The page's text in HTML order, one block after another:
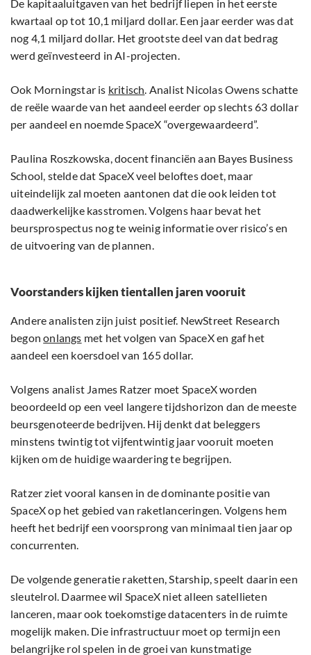
De kapitaaluitgaven van het bedrijf liepen in het eerste
kwartaal op tot 10,1 miljard dollar. Een jaar eerder was dat
nog 4,1 miljard dollar. Het grootste deel van dat bedrag
werd geïnvesteerd in AI-projecten.
Ook Morningstar is kritisch. Analist Nicolas Owens schatte
de reële waarde van het aandeel eerder op slechts 63 dollar
per aandeel en noemde SpaceX “overgewaardeerd”.
Paulina Roszkowska, docent financiën aan Bayes Business
School, stelde dat SpaceX veel beloftes doet, maar
uiteindelijk zal moeten aantonen dat die ook leiden tot
daadwerkelijke kasstromen. Volgens haar bevat het
beursprospectus nog te weinig informatie over risico’s en
de uitvoering van de plannen.
Voorstanders kijken tientallen jaren vooruit
Andere analisten zijn juist positief. NewStreet Research
begononlangs met het volgen van SpaceX en gaf het
aandeel een koersdoel van 165 dollar.
Volgens analist James Ratzer moet SpaceX worden
beoordeeld op een veel langere tijdshorizon dan de meeste
beursgenoteerde bedrijven. Hij denkt dat beleggers
minstens twintig tot vijfentwintig jaar vooruit moeten
kijken om de huidige waardering te begrijpen.
Ratzer ziet vooral kansen in de dominante positie van
SpaceX op het gebied van raketlanceringen. Volgens hem
heeft het bedrijf een voorsprong van minimaal tien jaar op
concurrenten.
De volgende generatie raketten, Starship, speelt daarin een
sleutelrol. Daarmee wil SpaceX niet alleen satellieten
lanceren, maar ook toekomstige datacenters in de ruimte
mogelijk maken. Die infrastructuur moet op termijn een
belangrijke rol spelen in de groei van kunstmatige